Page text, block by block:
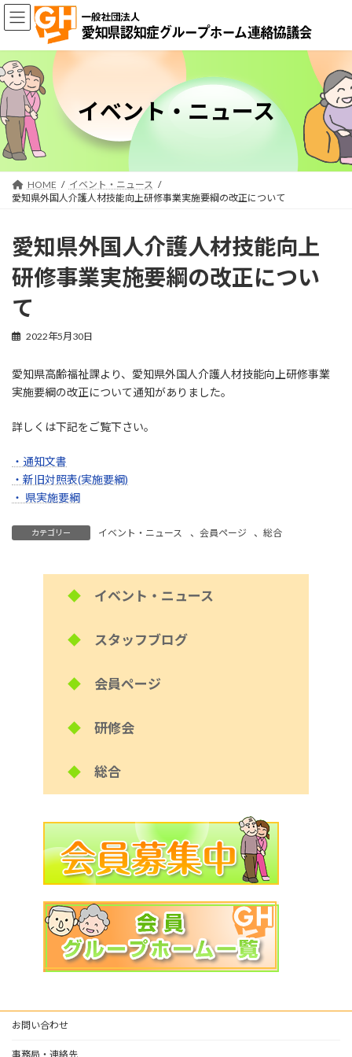
コ
ン
ン
ツ
へ
ス
キ
ッ
プ
ナ
ビ
ー
シ
ョ
ン
に
移
動
イベント・ニュース
HOME
イベント・ニュース
愛知県外国人介護人材技能向上研修事業実施要綱の改正について
愛知県外国人介護人材技能向上
研修事業実施要綱の改正につい
て
2022年5月30日
愛知県高齢福祉課より、愛知県外国人介護人材技能向上研修事業
実施要綱の改正について通知がありました。
詳しくは下記をご覧下さい。
・通知文書
・新旧対照表(実施要綱)
・ 県実施要綱
カテゴリー イベント・ニュース 、 会員ページ 、総合
◆ イベント・ニュース
◆ スタッフブログ
◆ 会員ページ
◆ 研修会
◆ 総合
お問い合わせ
事務局・連絡先